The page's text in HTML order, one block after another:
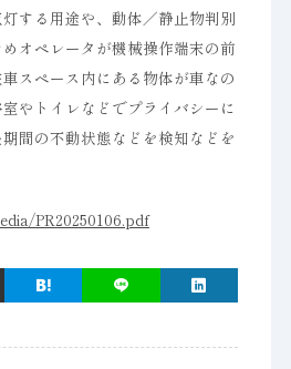
する用途や、動体／静止物判別
オペレータが機械操作端末の前
スペース内にある物体が車なの
やトイレなどでプライバシーに
間の不動状態などを検知などを
PR20250106.pdf